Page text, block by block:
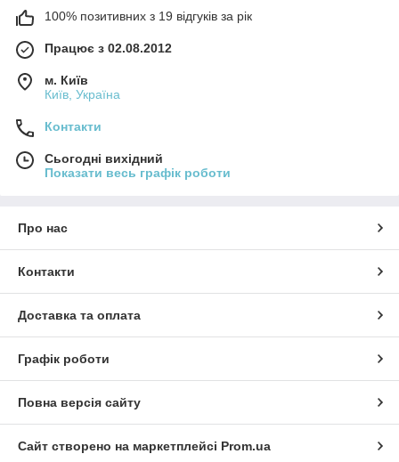
100% позитивних з 19 відгуків за рік
Працює з 02.08.2012
м. Київ
Київ, Україна
Контакти
Сьогодні вихідний
Показати весь графік роботи
Про нас
Контакти
Доставка та оплата
Графік роботи
Повна версія сайту
Сайт створено на маркетплейсі Prom.ua